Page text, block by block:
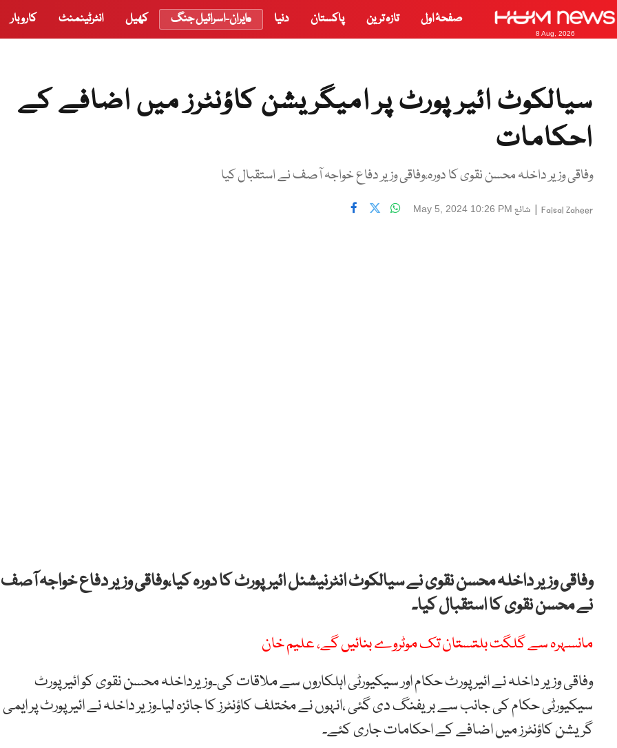
8 Aug, 2026
صفحۂ اول تازہ ترین پاکستان دنیا ایران-اسرائیل جنگ کھیل انٹرٹینمنٹ کاروبار
سیالکوٹ ائیر پورٹ پر امیگریشن کاؤنٹرز میں اضافے کے
احکامات
وفاقی وزیر داخلہ محسن نقوی کا دورہ،وفاقی وزیر دفاع خواجہ آصف نے استقبال کیا
Faisal Zaheer
| شائع May 5, 2024 10:26 PM
وفاقی وزیر داخلہ محسن نقوی نے سیالکوٹ انٹرنیشنل ائیرپورٹ کا دورہ کیا،وفاقی وزیر دفاع خواجہ آصف
نے محسن نقوی کا استقبال کیا۔
مانسہرہ سے گلگت بلتستان تک موٹروے بنائیں گے، علیم خان
وفاقی وزیر داخلہ نے ائیرپورٹ حکام اور سیکیورٹی اہلکاروں سے ملاقات کی۔وزیرداخلہ محسن نقوی کو ائیرپورٹ
سیکیورٹی حکام کی جانب سے بریفنگ دی گئی ،انہوں نے مختلف کاؤنٹرز کا جائزہ لیا۔وزیر داخلہ نے ائیر پورٹ پر ایمی
گریشن کاؤنٹرز میں اضافے کے احکامات جاری کئے۔